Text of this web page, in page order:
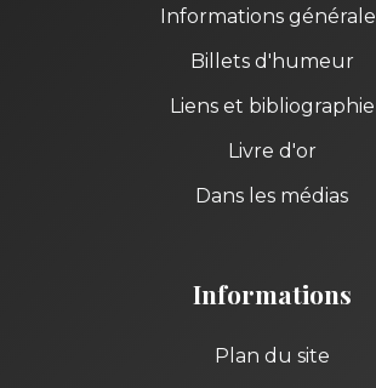
Informations
Billets d'humeur
Liens et bibliographie
Livre d'or
Dans les médias
Informations
Plan du site